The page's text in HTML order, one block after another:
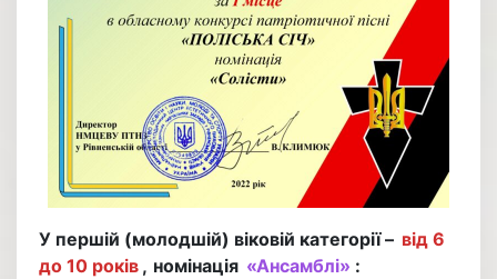
У першій (молодшій) віковій категорії – від 6
до 10 років , номінація «Ансамблі» :